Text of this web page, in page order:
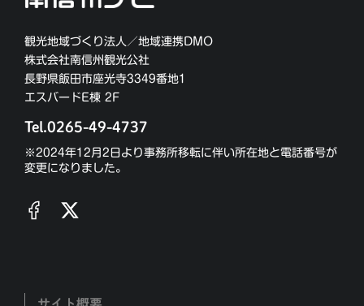
観光地域づくり法人／地域連携DMO
株式会社南信州観光公社
長野県飯田市座光寺3349番地1
エスバードE棟 2F
Tel.0265-49-4737
※2024年12月2日より事務所移転に伴い所在地と電話番号が
変更になりました。